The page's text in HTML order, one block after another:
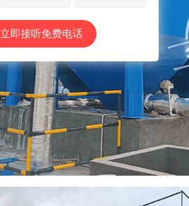
立即接听免费电话